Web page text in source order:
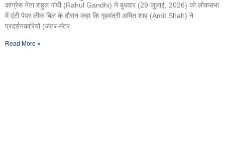
कांग्रेस नेता राहुल गांंधी (Rahul Gandhi) ने बुधवार (29 जुलाई, 2026) को लोकसभा
में एंटी पेपर लीक बिल के दौरान कहा कि गृहमंत्री अमित शाह (Amit Shah) ने
प्रदर्शनकारियों (जंतर-मंतर
Read More »